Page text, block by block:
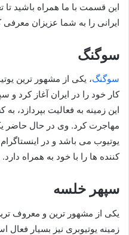
این قسمت با ما همراه باشید تا
ایرانی را به شما عزیزان معرفی
سوگنگ
سوگنگ، یکی از مشهور ترین
کار خود را در ایران آغاز کرد و
این زمینه به فعالیت بپردازد،
مهاجرت کرد. وی در حال حاضر
یوتیوب می باشد و در
کننده ها را با خود به همراه دارد.
سپهر خلسه
یکی از مشهور ترین و معروف
زمینه یوتیوبری نیز بسیار فعال